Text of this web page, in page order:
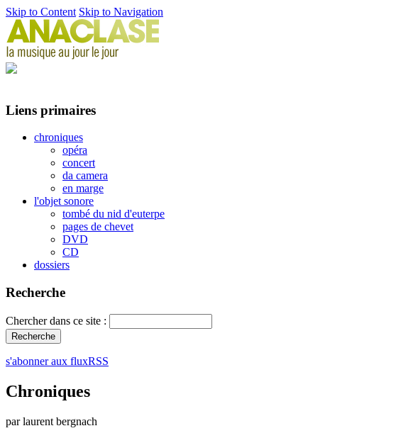
Skip to Content Skip to Navigation
Liens primaires
chroniques
opéra
concert
da camera
en marge
l'objet sonore
tombé du nid d'euterpe
pages de chevet
DVD
CD
dossiers
Recherche
Chercher dans ce site :
s'abonner aux fluxRSS
Chroniques
par laurent bergnach